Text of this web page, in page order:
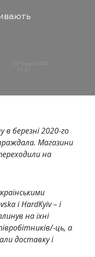
23 Грудня 2020
17:27
в березні 2020-го
Магазини
на
і HardKyiv – і
на їхні
ць, а
доставку і